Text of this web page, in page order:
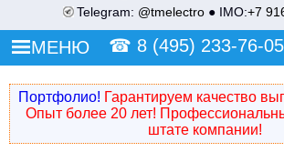
Telegram: @tmelectro ● IMO:+7
☎ 8 (495) 233-76-05
МЕНЮ
Портфолио! Гарантируем качество
Опыт более 20 лет!
штате компании!